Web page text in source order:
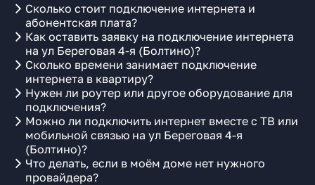
Сколько стоит подключение интернета и
абонентская плата?
Как оставить заявку на подключение интернета
на ул Береговая 4-я (Болтино)?
Сколько времени занимает подключение
интернета в квартиру?
Нужен ли роутер или другое оборудование для
подключения?
Можно ли подключить интернет вместе с ТВ или
мобильной связью на ул Береговая 4-я
(Болтино)?
Что делать, если в моём доме нет нужного
провайдера?